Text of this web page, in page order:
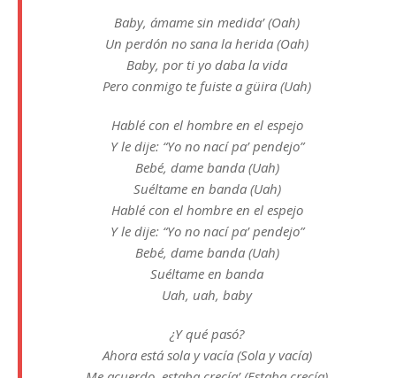
Baby, ámame sin medida’ (Oah)
Un perdón no sana la herida (Oah)
Baby, por ti yo daba la vida
Pero conmigo te fuiste a güira (Uah)
Hablé con el hombre en el espejo
Y le dije: “Yo no nací pa’ pendejo”
Bebé, dame banda (Uah)
Suéltame en banda (Uah)
Hablé con el hombre en el espejo
Y le dije: “Yo no nací pa’ pendejo”
Bebé, dame banda (Uah)
Suéltame en banda
Uah, uah, baby
¿Y qué pasó?
Ahora está sola y vacía (Sola y vacía)